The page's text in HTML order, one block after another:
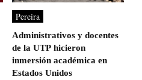
Pereira
Administrativos y docentes
de la UTP hicieron
inmersión académica en
Estados Unidos